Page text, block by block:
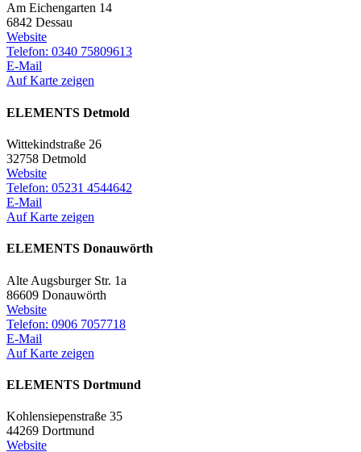
Am Eichengarten 14
6842 Dessau
Website
Telefon: 0340 75809613
E-Mail
Auf Karte zeigen
ELEMENTS Detmold
Wittekindstraße 26
32758 Detmold
Website
Telefon: 05231 4544642
E-Mail
Auf Karte zeigen
ELEMENTS Donauwörth
Alte Augsburger Str. 1a
86609 Donauwörth
Website
Telefon: 0906 7057718
E-Mail
Auf Karte zeigen
ELEMENTS Dortmund
Kohlensiepenstraße 35
44269 Dortmund
Website